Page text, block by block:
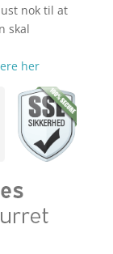
nok til at
skal
her